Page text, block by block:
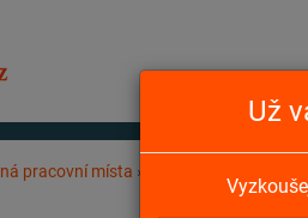
pracovní místa »
Už